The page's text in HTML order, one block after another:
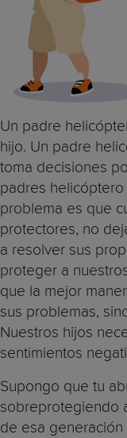
Un padre
hijo. Un padre
toma decisiones
padres
problema es que
protectores, no
a resolver sus
proteger a
que la mejor
sus problemas,
Nuestros hijos
sentimientos
Supongo que tu
sobreprotegiendo
de esa